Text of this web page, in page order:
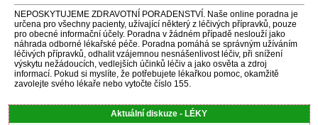
NEPOSKYTUJEME ZDRAVOTNÍ PORADENSTVÍ. Naše online poradna je
určena pro všechny pacienty, užívající některý z léčivých přípravků, pouze
pro obecné informační účely. Poradna v žádném případě neslouží jako
náhrada odborné lékařské péče. Poradna pomáhá se správným užíváním
léčivých přípravků, odhalit vzájemnou nesnášenlivost léčiv, při snížení
výskytu nežádoucích, vedlejších účinků léčiv a jako osvěta a zdroj
informací. Pokud si myslíte, že potřebujete lékařkou pomoc, okamžitě
zavolejte svého lékaře nebo vytočte číslo 155.
Aktuální diskuze - LÉKY